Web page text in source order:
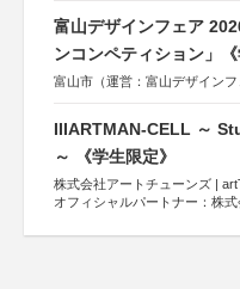
富山デザインフェア
ンコンペティション」《
富山市（運営：富山デザインフ
IIIARTMAN-CELL ～
～ 《学生限定》
株式会社アートチューンズ |
オフィシャルパートナー：株